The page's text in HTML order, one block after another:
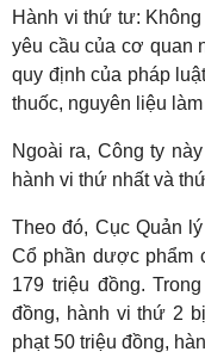
Hành vi thứ tư:
yêu cầu của cơ quan
quy định của pháp
thuốc, nguyên liệu
Ngoài ra, Công ty
hành vi thứ nhất và
Theo đó, Cục Quản
Cổ phần dược phẩm
179 triệu đồng.
đồng, hành vi thứ 2
phạt 50 triệu đồng,